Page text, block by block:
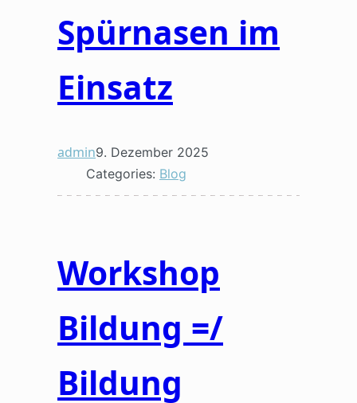
Spürnasen im
Einsatz
admin9. Dezember 2025
Categories: Blog
Workshop
Bildung =/
Bildung